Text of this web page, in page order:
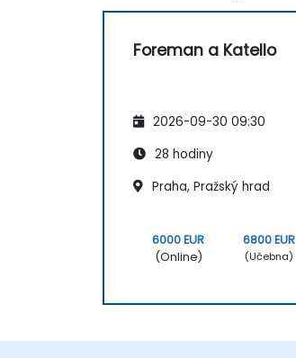
Foreman a Katello
2026-09-30 09:30
28 hodiny
Praha, Pražský hrad
6000 EUR
(Online)
6800 EUR
(Učebna)